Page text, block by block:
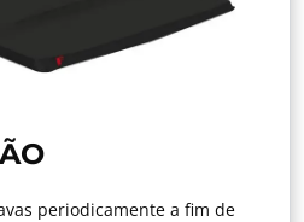
periodicamente a fim de